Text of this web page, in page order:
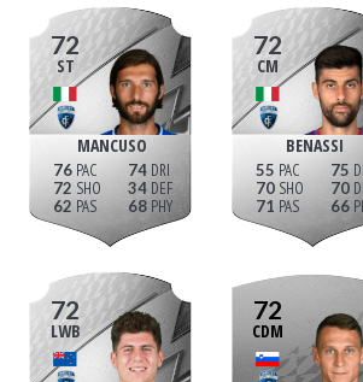
72
ST
MANCUSO
76
72
62
74
34
68
72
CM
BENASSI
55
70
71
75
70
66
72
LWB
72
CDM